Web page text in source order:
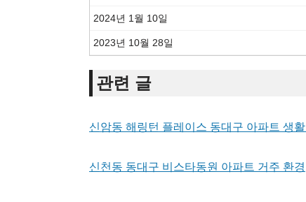
2024년 1월 10일
2023년 10월 28일
관련 글
신암동 해링턴 플레이스 동대구 아파트 생
신천동 동대구 비스타동원 아파트 거주 환